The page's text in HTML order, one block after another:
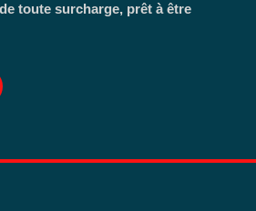
toute surcharge, prêt à être